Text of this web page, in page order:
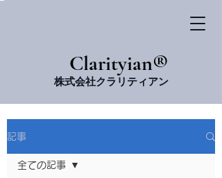
​Clarityian®
株式会社クラリティアン
記事
全ての記事